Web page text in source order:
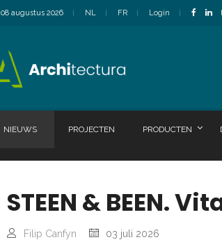
08 augustus 2026 NL FR Login
NIEUWS PROJECTEN PRODUCTEN
STEEN & BEEN.
Filip Canfyn 03 juli 2026